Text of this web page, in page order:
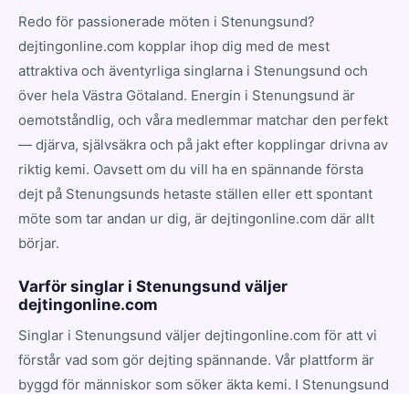
Redo för passionerade möten i Stenungsund?
dejtingonline.com kopplar ihop dig med de mest
attraktiva och äventyrliga singlarna i Stenungsund och
över hela Västra Götaland. Energin i Stenungsund är
oemotståndlig, och våra medlemmar matchar den perfekt
— djärva, självsäkra och på jakt efter kopplingar drivna av
riktig kemi. Oavsett om du vill ha en spännande första
dejt på Stenungsunds hetaste ställen eller ett spontant
möte som tar andan ur dig, är dejtingonline.com där allt
börjar.
Varför singlar i Stenungsund väljer
dejtingonline.com
Singlar i Stenungsund väljer dejtingonline.com för att vi
förstår vad som gör dejting spännande. Vår plattform är
byggd för människor som söker äkta kemi. I Stenungsund